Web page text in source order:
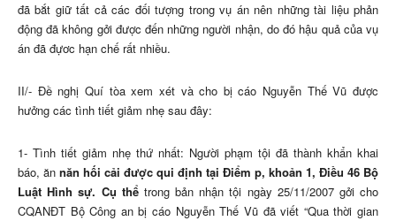
đã bắt giữ tất cả các đối tượng trong vụ án nên những tài liệu phản
động đã không gởi được đến những người nhận, do đó hậu quả của vụ
án đã đựơc hạn chế rất nhiều.
II/- Đề nghị Quí tòa xem xét và cho bị cáo Nguyễn Thế Vũ được
hưởng các tình tiết giảm nhẹ sau đây:
1- Tình tiết giảm nhẹ thứ nhất: Người phạm tội đã thành khẩn khai
báo, ăn năn hối cải được qui định tại Điểm p, khoản 1, Điều 46 Bộ
Luật Hình sự. Cụ thểtrong bản nhận tội ngày 25/11/2007 gởi cho
CQANĐT Bộ Công an bị cáo Nguyễn Thế Vũ đã viết “Qua thời gian